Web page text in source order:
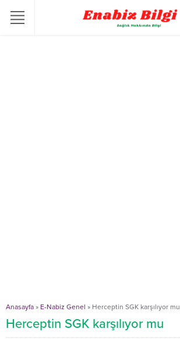
Anasayfa » E-Nabiz Genel » Herceptin SGK karşılıyor mu
Herceptin SGK karşılıyor mu